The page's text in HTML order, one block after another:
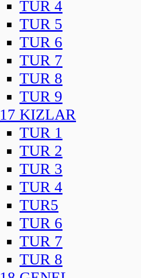
TUR 4
TUR 5
TUR 6
TUR 7
TUR 8
TUR 9
17 KIZLAR
TUR 1
TUR 2
TUR 3
TUR 4
TUR5
TUR 6
TUR 7
TUR 8